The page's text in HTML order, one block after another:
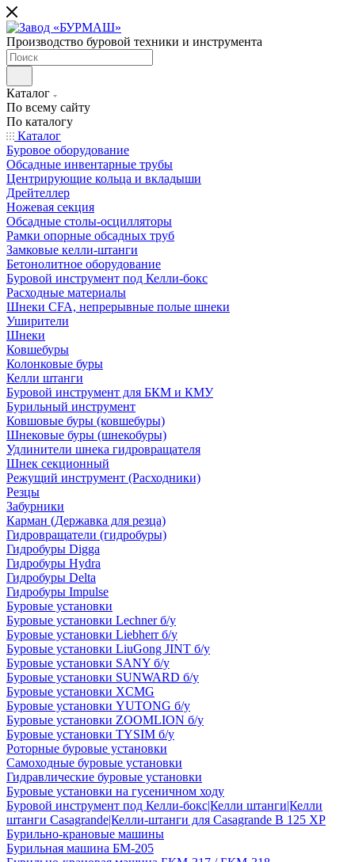
Производство буровой техники и инструмента
Каталог
По всему сайту
По каталогу
Каталог
Буровое оборудование
Обсадные инвентарные трубы
Центрирующие кольца и вкладыши
Дрейтеллер
Ножевая секция
Обсадные столы-осцилляторы
Рамки опорные обсадных труб
Замковые келли-штанги
Бетонолитное оборудование
Буровой инструмент под Келли-бокс
Расходные материалы
Шнеки CFA, непрерывные полые шнеки
Уширители
Шнеки
Ковшебуры
Колонковые буры
Келли штанги
Буровой инструмент для БКМ и КМУ
Бурильный инструмент
Ковшовые буры (ковшебуры)
Шнековые буры (шнекобуры)
Удлинители шнека гидровращателя
Шнек секционный
Режущий инструмент (Расходники)
Резцы
Забурники
Карман (Державка для резца)
Гидровращатели (гидробуры)
Гидробуры Digga
Гидробуры Hydra
Гидробуры Delta
Гидробуры Impulse
Буровые установки
Буровые установки Lechner б/у
Буровые установки Liebherr б/у
Буровые установки LiuGong JINT б/у
Буровые установки SANY б/у
Буровые установки SUNWARD б/у
Буровые установки XCMG
Буровые установки YUTONG б/у
Буровые установки ZOOMLION б/у
Буровые установки TYSIM б/у
Роторные буровые установки
Самоходные буровые установки
Гидравлические буровые установки
Буровые установки на гусеничном ходу
Буровой инструмент под Келли-бокс|Келли штанги|Келли
штанги Casagrande|Келли-штанги для Casagrande B 125 XP
Бурильно-крановые машины
Бурильная машина БМ-205